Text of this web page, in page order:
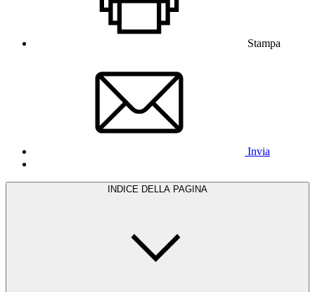
Stampa
Invia
INDICE DELLA PAGINA